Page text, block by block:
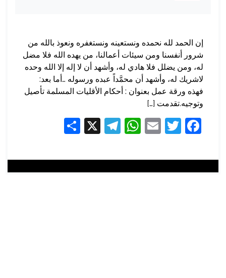
إن الحمد لله نحمده ونستعينه ونستغفره ونعوذ بالله من
شرور أنفسنا ومن سيئات أعمالنا، من يهده الله فلا مضل
له، ومن يضلل فلا هادي له، وأشهد أن لا إله إلا الله وحده
لاشريك له، وأشهد أن محمَّداً عبده ورسوله …أما بعد:
فهذه ورقة عمل بعنوان : أحكام الأقليات المسلمة تأصيل
وتوجيه.تقدمت […]
Facebook
Twitter
Email
WhatsApp
Telegram
X